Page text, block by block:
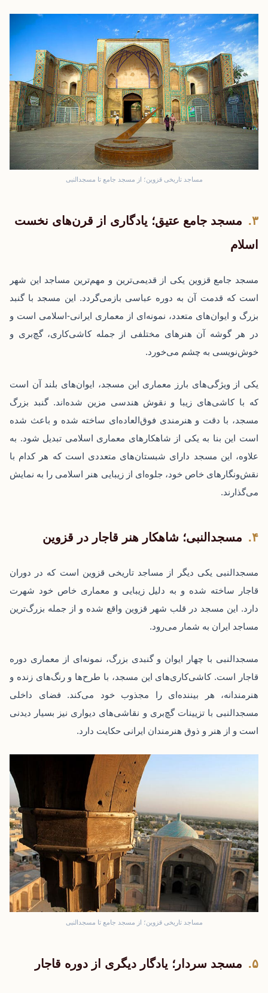
مساجد تاریخی قزوین؛ از مسجد جامع تا مسجدالنبی
مسجد جامع عتیق؛ یادگاری از قرن‌های نخست
اسلام
مسجد جامع قزوین یکی از قدیمی‌ترین و مهم‌ترین مساجد این شهر
است که قدمت آن به دوره عباسی بازمی‌گردد. این مسجد با گنبد
بزرگ و ایوان‌های متعدد، نمونه‌ای از معماری ایرانی-اسلامی است و
در هر گوشه آن هنرهای مختلفی از جمله کاشی‌کاری، گچ‌بری و
خوش‌نویسی به چشم می‌خورد.
یکی از ویژگی‌های بارز معماری این مسجد، ایوان‌های بلند آن است
که با کاشی‌های زیبا و نقوش هندسی مزین شده‌اند. گنبد بزرگ
مسجد، با دقت و هنرمندی فوق‌العاده‌ای ساخته شده و باعث شده
است این بنا به یکی از شاهکارهای معماری اسلامی تبدیل شود. به
علاوه، این مسجد دارای شبستان‌های متعددی است که هر کدام با
نقش‌ونگارهای خاص خود، جلوه‌ای از زیبایی هنر اسلامی را به نمایش
می‌گذارند.
مسجدالنبی؛ شاهکار هنر قاجار در قزوین
مسجدالنبی یکی دیگر از مساجد تاریخی قزوین است که در دوران
قاجار ساخته شده و به دلیل زیبایی و معماری خاص خود شهرت
دارد. این مسجد در قلب شهر قزوین واقع شده و از جمله بزرگ‌ترین
مساجد ایران به شمار می‌رود.
مسجدالنبی با چهار ایوان و گنبدی بزرگ، نمونه‌ای از معماری دوره
قاجار است. کاشی‌کاری‌های این مسجد، با طرح‌ها و رنگ‌های زنده و
هنرمندانه، هر بیننده‌ای را مجذوب خود می‌کند. فضای داخلی
مسجدالنبی با تزیینات گچ‌بری و نقاشی‌های دیواری نیز بسیار دیدنی
است و از هنر و ذوق هنرمندان ایرانی حکایت دارد.
مساجد تاریخی قزوین؛ از مسجد جامع تا مسجدالنبی
مسجد سردار؛ یادگار دیگری از دوره قاجار